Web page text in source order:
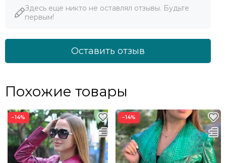
Здесь еще никто не оставлял отзывы. Будьте
первым!
Оставить отзыв
Похожие товары
−14% −14%